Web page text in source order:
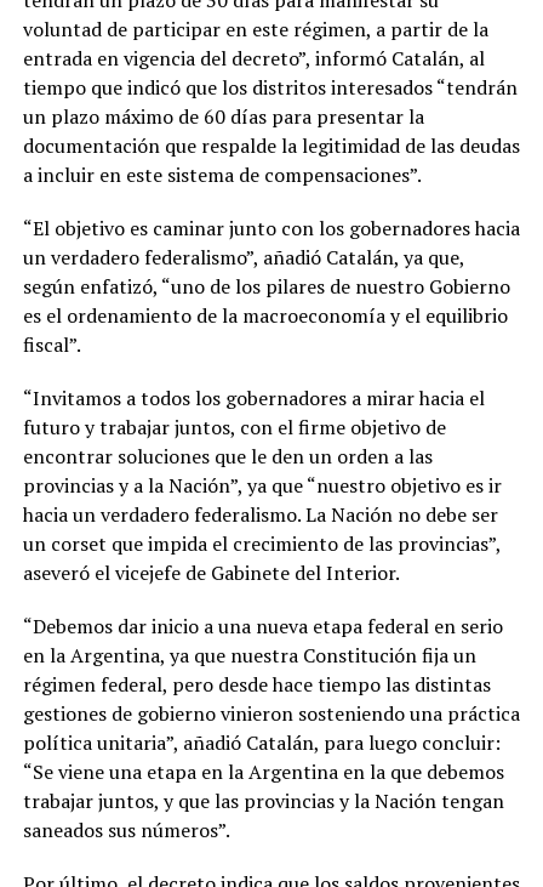
voluntad de participar en este régimen, a partir de la
entrada en vigencia del decreto”, informó Catalán, al
tiempo que indicó que los distritos interesados “tendrán
un plazo máximo de 60 días para presentar la
documentación que respalde la legitimidad de las deudas
a incluir en este sistema de compensaciones”.
“El objetivo es caminar junto con los gobernadores hacia
un verdadero federalismo”, añadió Catalán, ya que,
según enfatizó, “uno de los pilares de nuestro Gobierno
es el ordenamiento de la macroeconomía y el equilibrio
fiscal”.
“Invitamos a todos los gobernadores a mirar hacia el
futuro y trabajar juntos, con el firme objetivo de
encontrar soluciones que le den un orden a las
provincias y a la Nación”, ya que “nuestro objetivo es ir
hacia un verdadero federalismo. La Nación no debe ser
un corset que impida el crecimiento de las provincias”,
aseveró el vicejefe de Gabinete del Interior.
“Debemos dar inicio a una nueva etapa federal en serio
en la Argentina, ya que nuestra Constitución fija un
régimen federal, pero desde hace tiempo las distintas
gestiones de gobierno vinieron sosteniendo una práctica
política unitaria”, añadió Catalán, para luego concluir:
“Se viene una etapa en la Argentina en la que debemos
trabajar juntos, y que las provincias y la Nación tengan
saneados sus números”.